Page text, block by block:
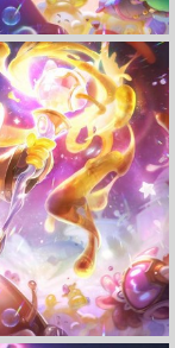
清电脑壁纸
立 即 下 载
藏
立 即 下 载
藏